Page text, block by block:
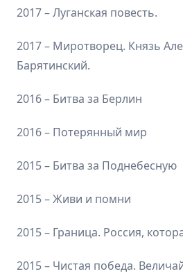
2017 – Луганская повесть.
2017 – Миротворец. Князь
Барятинский.
2016 – Битва за Берлин
2016 – Потерянный мир
2015 – Битва за Поднебесную
2015 – Живи и помни
2015 – Граница. Россия,
2015 – Чистая победа.